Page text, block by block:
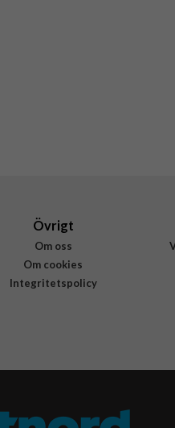
Övrigt
Om oss
Om cookies
Integritetspolicy